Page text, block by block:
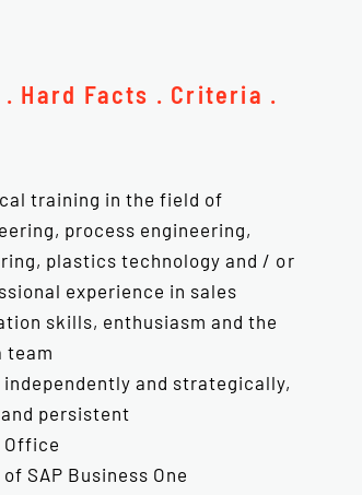
Hard Facts . Criteria .
training in the field of
process engineering,
plastics technology and / or
experience in sales
skills, enthusiasm and the
team
and strategically,
persistent
Office
SAP Business One